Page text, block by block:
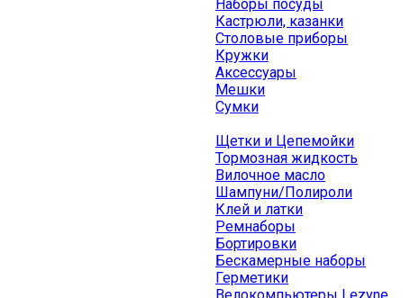
Наборы посуды
Кастрюли, казанки
Столовые приборы
Кружки
Аксессуары
Мешки
Сумки
Щетки и Цепемойки
Тормозная жидкость
Вилочное масло
Шампуни/Полироли
Клей и латки
Ремнаборы
Бортировки
Бескамерные наборы
Герметики